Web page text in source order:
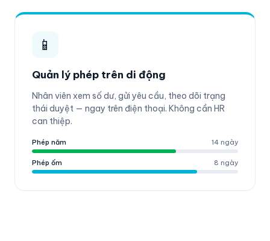
📱
Quản lý phép trên di động
Nhân viên xem số dư, gửi yêu cầu, theo dõi trạng
thái duyệt — ngay trên điện thoại. Không cần HR
can thiệp.
Phép năm 14 ngày
Phép ốm 8 ngày